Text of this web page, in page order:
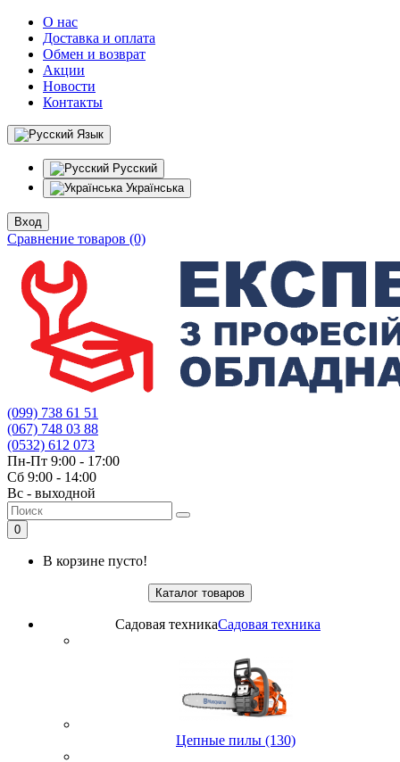
О нас
Доставка и оплата
Обмен и возврат
Акции
Новости
Контакты
Язык
Русский
Українська
Вход
Сравнение товаров (0)
(099) 738 61 51
(067) 748 03 88
(0532) 612 073
Пн-Пт 9:00 - 17:00
Сб 9:00 - 14:00
Вс - выходной
0
В корзине пусто!
Каталог товаров
Садовая техникаСадовая техника
Цепные пилы (130)